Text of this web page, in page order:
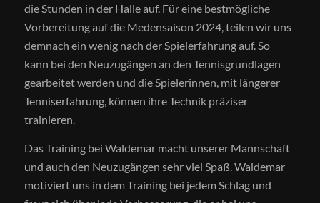
die Stunden in der Halle auf. Für eine bestmögliche
Vorbereitung auf die Medensaison 2024, teilen wir uns
demnach ein wenig nach der Spielerfahrung auf. So
kann bei den Neuzugängen an den Tennisgrundlagen
gearbeitet werden und die Spielerinnen, mit längerer
Tenniserfahrung, können ihre Technik präziser
trainieren.
Das Training bei Waldemar macht unserer Mannschaft
und auch den Neuzugängen sehr viel Spaß. Waldemar
motiviert uns in dem Training bei jedem Schlag und